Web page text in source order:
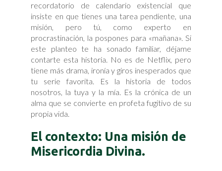
recordatorio de calendario existencial que
insiste en que tienes una tarea pendiente, una
misión, pero tú, como experto en
procrastinación, la pospones para «mañana». Si
este planteo te ha sonado familiar, déjame
contarte esta historia. No es de Netflix, pero
tiene más drama, ironía y giros inesperados que
tu serie favorita. Es la historia de todos
nosotros, la tuya y la mía. Es la crónica de un
alma que se convierte en profeta fugitivo de su
propia vida.
El contexto: Una misión de
Misericordia Divina.